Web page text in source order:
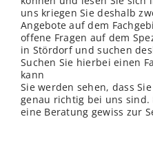
uns kriegen Sie deshalb
Angebote auf dem
offene Fragen auf dem
in Stördorf und suchen
Suchen Sie hierbei einen
kann
Sie werden sehen, dass
genau richtig bei uns
eine Beratung gewiss zur